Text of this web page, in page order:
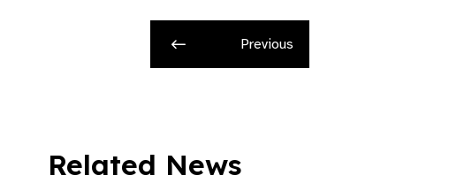
Previous
Related News